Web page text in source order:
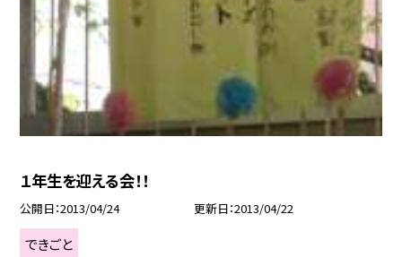
１年生を迎える会！！
公開日 2013/04/24 更新日 2013/04/22
できごと